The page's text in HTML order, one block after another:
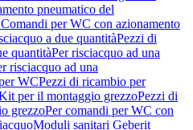
pneumatico del
per WC con azionamento
a due quantitàPezzi di
quantitàPer risciacquo ad una
risciacquo ad una
WCPezzi di ricambio per
per il montaggio grezzoPezzi di
grezzoPer comandi per WC con
Moduli sanitari Geberit